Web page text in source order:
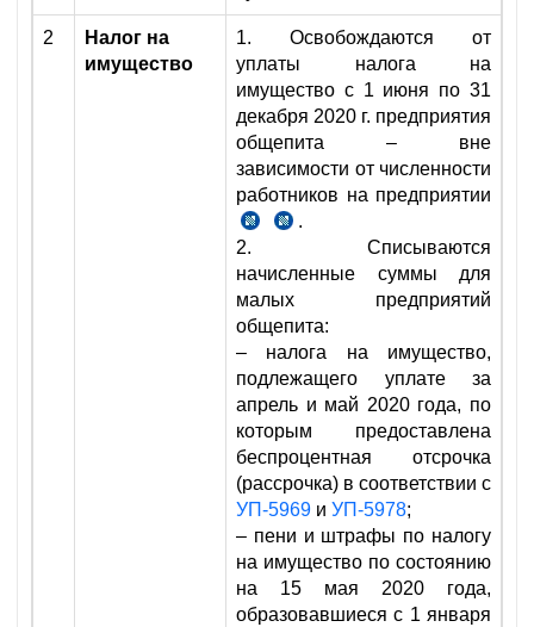
г.
461
НК
2
Налог на
имущество
1. Освобождаются от
уплаты налога на
имущество с 1 июня по 31
декабря 2020 г. предприятия
общепита – вне
зависимости от численности
работников на предприятии
п.
1
№УП-5996
от
18.05.2020
г.
п.
№УП-6029
от
20.07.2020
г.
.
2. Списываются
начисленные суммы для
малых предприятий
общепита:
– налога на имущество,
подлежащего уплате за
апрель и май 2020 года, по
которым предоставлена
беспроцентная отсрочка
(рассрочка) в соответствии с
УП-5969 и УП-5978;
– пени и штрафы по налогу
на имущество по состоянию
на 15 мая 2020 года,
образовавшиеся с 1 января